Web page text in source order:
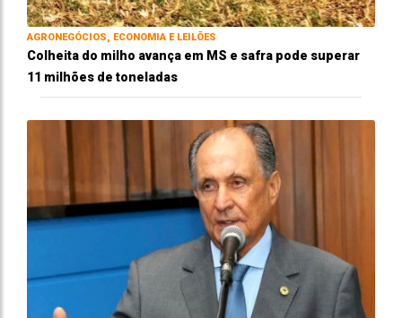
AGRONEGÓCIOS, ECONOMIA E LEILÕES
Colheita do milho avança em MS e safra pode superar
11 milhões de toneladas